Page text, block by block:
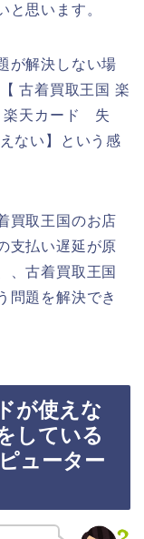
と思います。
が解決しない場
古着買取王国 楽
楽天カード 失
ない】という感
買取王国のお店
支払い遅延が原
、古着買取王国
問題を解決でき
が使えな
している
ューター